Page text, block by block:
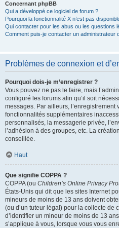
Concernant phpBB
Qui a développé ce logiciel de forum ?
Pourquoi la fonctionnalité X n’est pas
Qui contacter pour les abus ou les questions
Comment puis-je contacter un administrateur
Problèmes de connexion et
Pourquoi dois-je m’enregistrer ?
Vous pouvez ne pas le faire, mais
configuré les forums afin qu’il soit
messages. Par ailleurs, l’enregistrement
fonctionnalités supplémentaires
personnalisés, la messagerie privée,
l’adhésion à des groupes, etc. La
conseillée.
Haut
Que signifie COPPA ?
COPPA (ou Children’s Online Privacy
États-Unis qui dit que les sites Internet
mineurs de moins de 13 ans doivent
(ou d’un tuteur légal) pour la collecte de
d’identifier un mineur de moins de 13
s’applique à vous, lorsque vous vous